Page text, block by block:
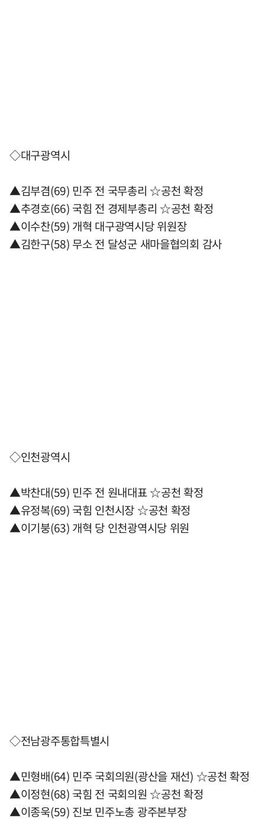
◇대구광역시
▲김부겸(69) 민주 전 국무총리 ☆공천 확정
▲추경호(66) 국힘 전 경제부총리 ☆공천 확정
▲이수찬(59) 개혁 대구광역시당 위원장
▲김한구(58) 무소 전 달성군 새마을협의회 감사
◇인천광역시
▲박찬대(59) 민주 전 원내대표 ☆공천 확정
▲유정복(69) 국힘 인천시장 ☆공천 확정
▲이기붕(63) 개혁 당 인천광역시당 위원
◇전남광주통합특별시
▲민형배(64) 민주 국회의원(광산을 재선) ☆공천 확정
▲이정현(68) 국힘 전 국회의원 ☆공천 확정
▲이종욱(59) 진보 민주노총 광주본부장